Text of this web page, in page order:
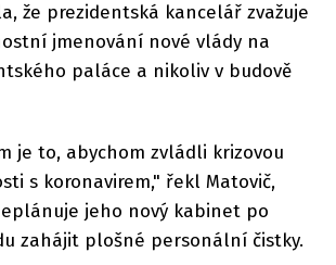
že prezidentská kancelář zvažuje
jmenování nové vlády na
paláce a nikoliv v budově
je to, abychom zvládli krizovou
s koronavirem," řekl Matovič,
jeho nový kabinet po
zahájit plošné personální čistky.